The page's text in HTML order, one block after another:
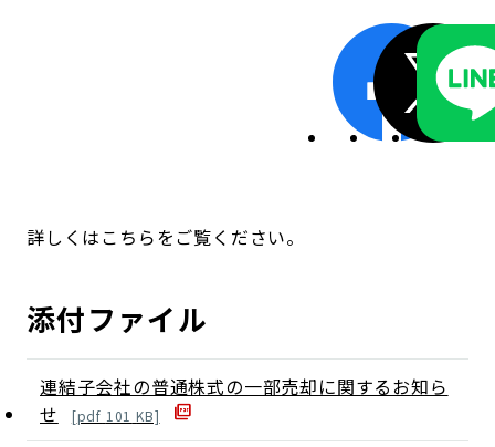
詳しくはこちらをご覧ください。
添付ファイル
連結子会社の普通株式の一部売却に関するお知ら
せ
[pdf 101 KB]